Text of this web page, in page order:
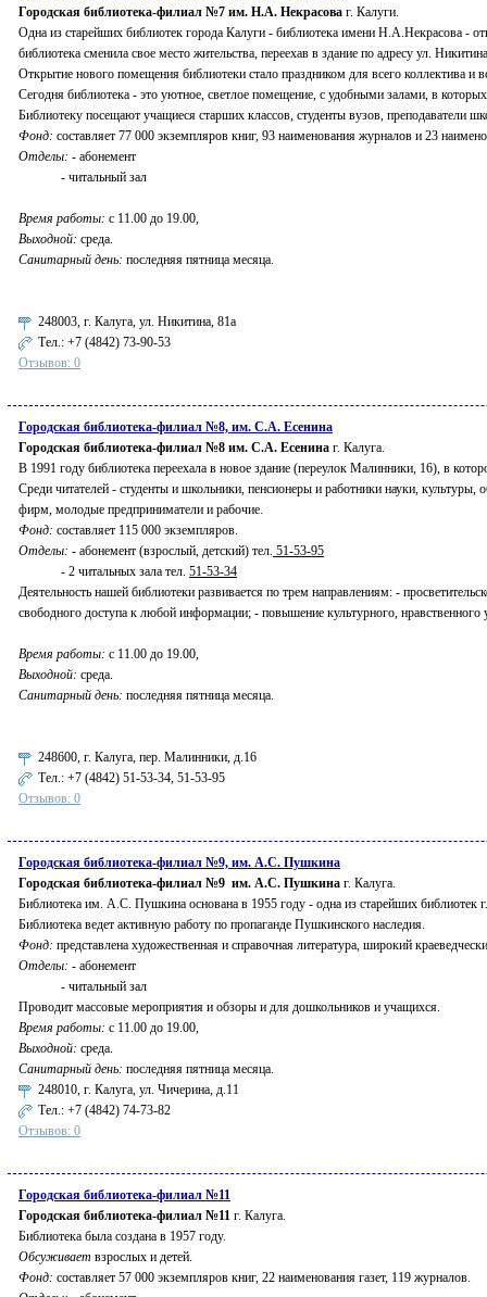
Городская библиотека-филиал №7 им. Н.А. Некрасова г. Калуги.
Одна из старейших библиотек города Калуги - библиотека имени Н.А.Некрасова -
библиотека сменила свое место жительства, переехав в здание по адресу ул.
Открытие нового помещения библиотеки стало праздником для всего коллектива и
Сегодня библиотека - это уютное, светлое помещение, с удобными залами, в
Библиотеку посещают учащиеся старших классов, студенты вузов, преподаватели
Фонд: составляет 77 000 экземпляров книг, 93 наименования журналов и 23
Отделы: - абонемент
- читальный зал
Время работы: с 11.00 до 19.00,
Выходной: среда.
Санитарный день: последняя пятница месяца.
248003, г. Калуга, ул. Никитина, 81а
Тел.: +7 (4842) 73-90-53
Отзывов: 0
Городская библиотека-филиал №8, им. С.А. Есенина
Городская библиотека-филиал №8 им. С.А. Есенина г. Калуга.
В 1991 году библиотека переехала в новое здание (переулок Малинники, 16), в
Среди читателей - студенты и школьники, пенсионеры и работники науки, культуры,
фирм, молодые предприниматели и рабочие.
Фонд: составляет 115 000 экземпляров.
Отделы: - абонемент (взрослый, детский) тел. 51-53-95
- 2 читальных зала тел. 51-53-34
Деятельность нашей библиотеки развивается по трем направлениям: -
свободного доступа к любой информации; - повышение культурного, нравственного
Время работы: с 11.00 до 19.00,
Выходной: среда.
Санитарный день: последняя пятница месяца.
248600, г. Калуга, пер. Малинники, д.16
Тел.: +7 (4842) 51-53-34, 51-53-95
Отзывов: 0
Городская библиотека-филиал №9, им. А.С. Пушкина
Городская библиотека-филиал №9 им. А.С. Пушкина г. Калуга.
Библиотека им. А.С. Пушкина основана в 1955 году - одна из старейших библиотек
Библиотека ведет активную работу по пропаганде Пушкинского наследия.
Фонд: представлена художественная и справочная литература, широкий
Отделы: - абонемент
- читальный зал
Проводит массовые мероприятия и обзоры и для дошкольников и учащихся.
Время работы: с 11.00 до 19.00,
Выходной: среда.
Санитарный день: последняя пятница месяца.
248010, г. Калуга, ул. Чичерина, д.11
Тел.: +7 (4842) 74-73-82
Отзывов: 0
Городская библиотека-филиал №11
Городская библиотека-филиал №11 г. Калуга.
Библиотека была создана в 1957 году.
Обсуживает взрослых и детей.
Фонд: составляет 57 000 экземпляров книг, 22 наименования газет, 119 журналов.